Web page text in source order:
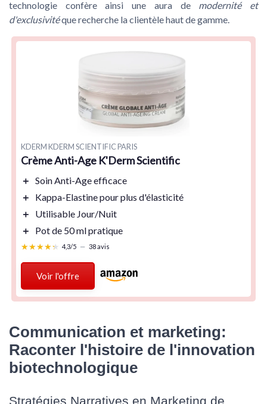
technologie confère ainsi une aura de modernité et
d'exclusivitéque recherche la clientèle haut de gamme.
KDERM KDERM SCIENTIFIC PARIS
Crème Anti-Age K'Derm Scientific
＋ SoinAnti-Ageefficace
＋
Kappa-Elastinepour plus d'élasticité
＋
Utilisable Jour/Nuit
＋
Pot de 50 mlpratique
★★★★★
★★★★★ 4,3/5 — 38 avis
Voir l'offre
Communication et marketing:
Raconter l'histoire de l'innovation
biotechnologique
Stratégies Narratives en Marketing de